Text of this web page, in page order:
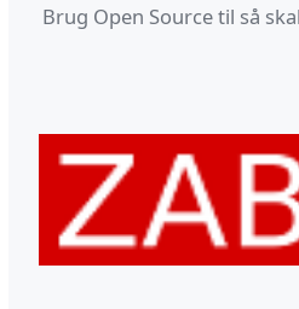
Brug Open Source til så